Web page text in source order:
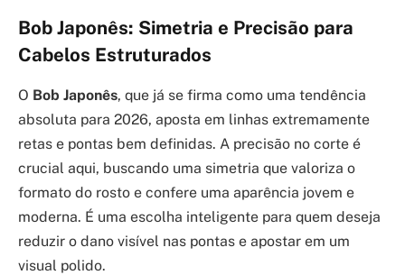
Bob Japonês: Simetria e Precisão para
Cabelos Estruturados
O Bob Japonês, que já se firma como uma tendência
absoluta para 2026, aposta em linhas extremamente
retas e pontas bem definidas. A precisão no corte é
crucial aqui, buscando uma simetria que valoriza o
formato do rosto e confere uma aparência jovem e
moderna. É uma escolha inteligente para quem deseja
reduzir o dano visível nas pontas e apostar em um
visual polido.